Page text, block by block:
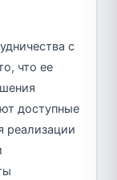
с
что ее
доступные
реализации